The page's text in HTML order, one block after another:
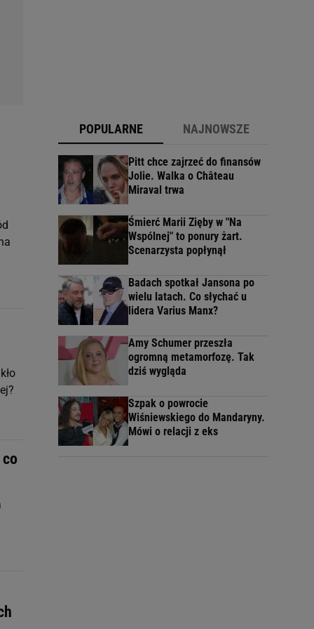
POPULARNE NAJNOWSZE
Pitt chce zajrzeć do finansów
Jolie. Walka o Château
Miraval trwa
Śmierć Marii Zięby w "Na
Wspólnej" to ponury żart.
Scenarzysta popłynął
Badach spotkał Jansona po
wielu latach. Co słychać u
lidera Varius Manx?
Amy Schumer przeszła
ogromną metamorfozę. Tak
dziś wygląda
Szpak o powrocie
Wiśniewskiego do Mandaryny.
Mówi o relacji z eks